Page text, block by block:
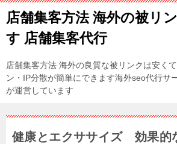
店舗集客方法 海外の被リ
す 店舗集客代行
店舗集客方法 海外の良質な被リンクは安く
ン・IP分散が簡単にできます海外seo代行サ
が運営しています
健康とエクササイズ 効果的